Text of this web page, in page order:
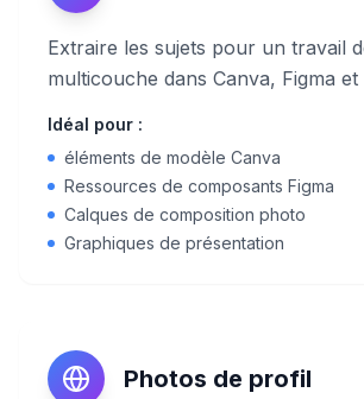
Extraire les sujets pour un travail
multicouche dans Canva, Figma
Idéal pour :
éléments de modèle Canva
Ressources de composants Figma
Calques de composition photo
Graphiques de présentation
Photos de profil